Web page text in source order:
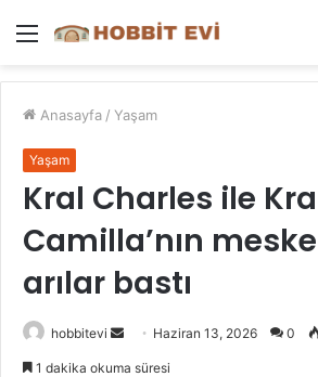
Menü
Anasayfa / Yaşam
Yaşam
Kral Charles ile
Camilla’nın
arılar bastı
hobbitevi
Bir
Haziran 13, 2026 0
1 dakika okuma süresi